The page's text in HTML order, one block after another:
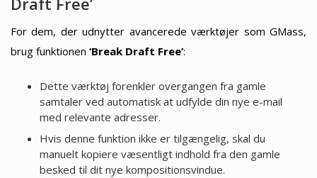
For dem, der udnytter avancerede værktøjer som GMass,
brug funktionen ‘Break Draft Free’:
Dette værktøj forenkler overgangen fra gamle
samtaler ved automatisk at udfylde din nye e-mail
med relevante adresser.
Hvis denne funktion ikke er tilgængelig, skal du
manuelt kopiere væsentligt indhold fra den gamle
besked til dit nye kompositionsvindue.